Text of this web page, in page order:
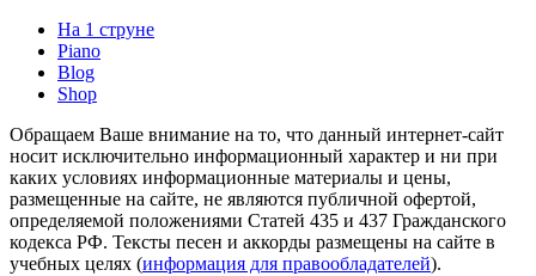
На 1 струне
Piano
Blog
Shop
Обращаем Ваше внимание на то, что данный интернет-сайт
носит исключительно информационный характер и ни при
каких условиях информационные материалы и цены,
размещенные на сайте, не являются публичной офертой,
определяемой положениями Статей 435 и 437 Гражданского
кодекса РФ. Тексты песен и аккорды размещены на сайте в
учебных целях (информация для правообладателей).